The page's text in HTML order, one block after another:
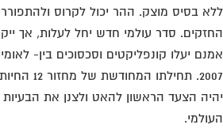
בסיס מוצק. ההר יכול לקרוס ולהתפורר
סדר עולמי חדש יחל לעלות, אך
יעלו קונפליקטים וסכסוכים בין-
2007. תחילתו
הצעד הראשון להאט ולצנן את